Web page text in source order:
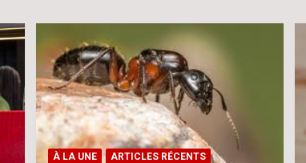
À LA UNE ARTICLES RÉCENTS